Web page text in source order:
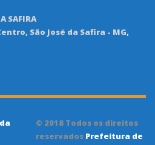
SAFIRA
São José da Safira - MG,
© 2018 Todos os direitos
reservados Prefeitura de